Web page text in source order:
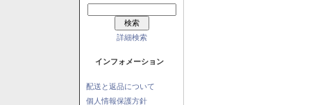
詳細検索
インフォメーション
配送と返品について
個人情報保護方針